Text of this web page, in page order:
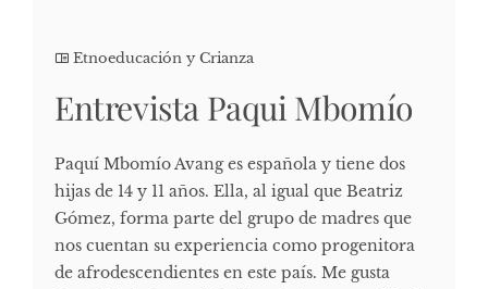
Etnoeducación y Crianza
Entrevista Paqui Mbomío
Paquí Mbomío Avang es española y tiene dos
hijas de 14 y 11 años. Ella, al igual que Beatriz
Gómez, forma parte del grupo de madres que
nos cuentan su experiencia como progenitora
de afrodescendientes en este país. Me gusta